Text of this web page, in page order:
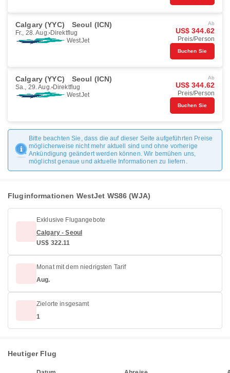
Calgary (YYC) Seoul (ICN)
Fr., 28. Aug. Direktflug
WestJet
Ab
US$ 344.62
Preis/Person
Buchen Sie
Calgary (YYC) Seoul (ICN)
Sa., 29. Aug. Direktflug
WestJet
Ab
US$ 344.62
Preis/Person
Buchen Sie
Bitte beachten Sie, dass die auf dieser Seite aufgeführten Preise
möglicherweise nicht mehr aktuell sind und ohne vorherige
Ankündigung geändert werden können. Wir bemühen uns,
möglichst genaue und aktuelle Informationen zu liefern.
Fluginformationen WestJet WS86 (WJA)
Exklusive Flugangebote
Calgary - Seoul
US$ 322.11
Monat mit dem niedrigsten Tarif
Aug.
Zielorte insgesamt
1
Heutiger Flug